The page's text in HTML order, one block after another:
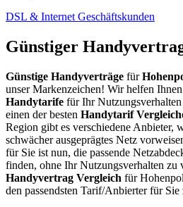
DSL & Internet Geschäftskunden
Günstiger
Günstige Handyverträge für
unser Markenzeichen! Wir helfen
Handytarife für Ihr
einen der besten Handytarif Vergleich
Region gibt es verschiedene Anbieter,
schwächer ausgeprägtes Netz
für Sie ist nun, die passende
finden, ohne Ihr Nutzungsverhalten zu
Handyvertrag Vergleich für
den passendsten Tarif/Anbierter für Sie